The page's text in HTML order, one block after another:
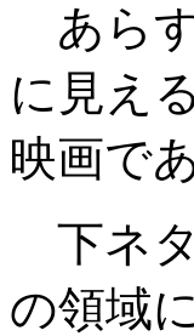
あら
に見え
映画で
下ネ
の領域